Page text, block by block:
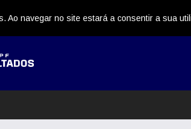
Ao navegar no site estará a consentir a sua